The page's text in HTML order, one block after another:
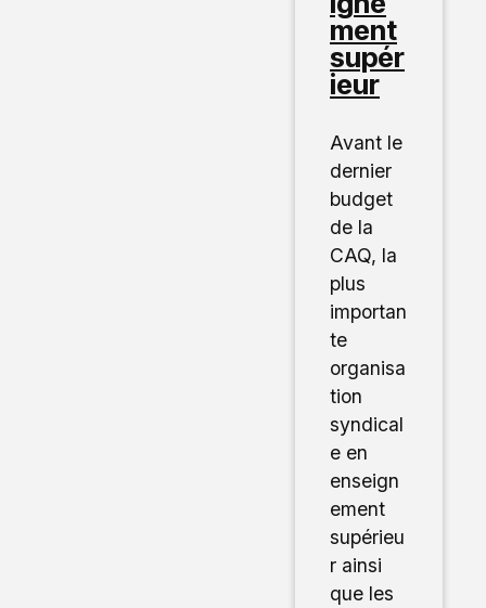
ment
supér
ieur
Avant le
dernier
budget
de la
CAQ, la
plus
importan
te
organisa
tion
syndical
e en
enseign
ement
supérieu
r ainsi
que les